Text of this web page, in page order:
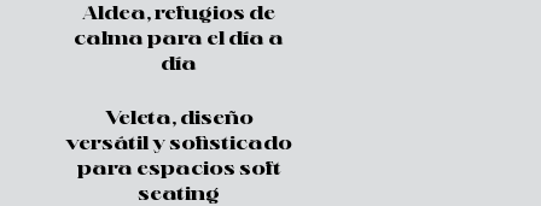
Aldea, refugios de
calma para el día a
día
Veleta, diseño
versátil y sofisticado
para espacios soft
seating